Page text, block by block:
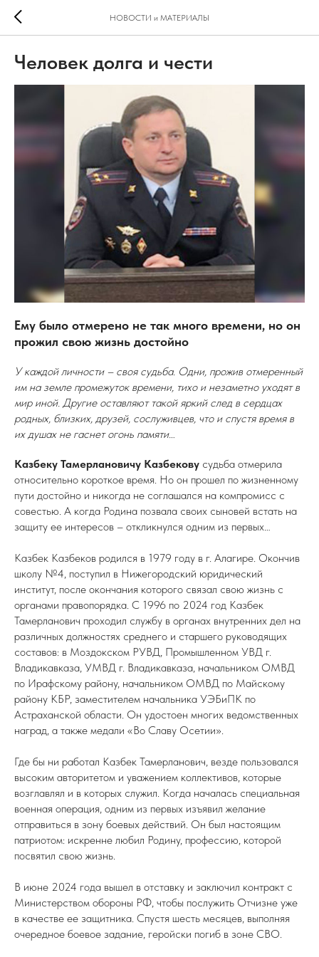
НОВОСТИ и МАТЕРИАЛЫ
Человек долга и чести
Ему было отмерено не так много времени, но он
прожил свою жизнь достойно
У каждой личности – своя судьба. Одни, прожив отмеренный
им на земле промежуток времени, тихо и незаметно уходят в
мир иной. Другие оставляют такой яркий след в сердцах
родных, близких, друзей, сослуживцев, что и спустя время в
их душах не гаснет огонь памяти…
Казбеку Тамерлановичу Казбекову судьба отмерила
относительно короткое время. Но он прошел по жизненному
пути достойно и никогда не соглашался на компромисс с
совестью. А когда Родина позвала своих сыновей встать на
защиту ее интересов – откликнулся одним из первых…
Казбек Казбеков родился в 1979 году в г. Алагире. Окончив
школу №4, поступил в Нижегородский юридический
институт, после окончания которого связал свою жизнь с
органами правопорядка. С 1996 по 2024 год Казбек
Тамерланович проходил службу в органах внутренних дел на
различных должностях среднего и старшего руководящих
составов: в Моздокском РУВД, Промышленном УВД г.
Владикавказа, УМВД г. Владикавказа, начальником ОМВД
по Ирафскому району, начальником ОМВД по Майскому
району КБР, заместителем начальника УЭБиПК по
Астраханской области. Он удостоен многих ведомственных
наград, а также медали «Во Славу Осетии».
Где бы ни работал Казбек Тамерланович, везде пользовался
высоким авторитетом и уважением коллективов, которые
возглавлял и в которых служил. Когда началась специальная
военная операция, одним из первых изъявил желание
отправиться в зону боевых действий. Он был настоящим
патриотом: искренне любил Родину, профессию, которой
посвятил свою жизнь.
В июне 2024 года вышел в отставку и заключил контракт с
Министерством обороны РФ, чтобы послужить Отчизне уже
в качестве ее защитника. Спустя шесть месяцев, выполняя
очередное боевое задание, геройски погиб в зоне СВО.